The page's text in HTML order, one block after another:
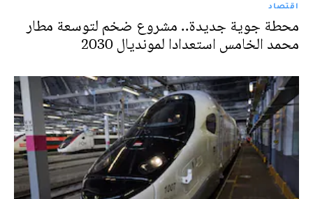
اقتصاد
محطة جوية جديدة.. مشروع ضخم لتوسعة مطار
محمد الخامس استعدادا لمونديال 2030